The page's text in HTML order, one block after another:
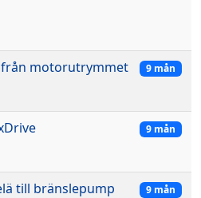
från motorutrymmet 9 mån
9 mån
till bränslepump 9 mån